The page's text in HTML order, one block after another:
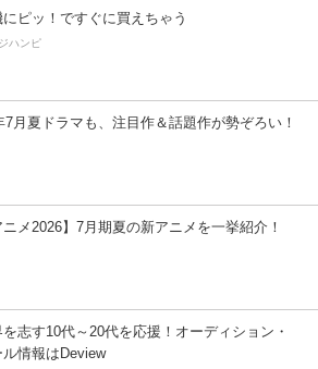
にピッ！ですぐに買えちゃう
ハンピ
7月夏ドラマも、注目作＆話題作が勢ぞろい！
ニメ2026】7月期夏の新アニメを一挙紹介！
志す10代～20代を応援！オーディション・
ル情報はDeview